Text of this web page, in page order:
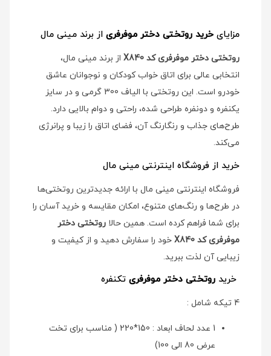
مزایای خرید روتختی دختر موفرفری از برند مینی مال
روتختی دختر موفرفری کد X840
از برند مینی مال،
انتخابی عالی برای اتاق خواب کودکان و نوجوانان عاشق
خودرو است. این روتختی با الیاف 300 گرمی و در سایز
یکنفره و دونفره طراحی شده، راحتی و دوام بالایی دارد.
طرح‌های جذاب و رنگارنگ آن، فضای اتاق را زیبا و پرانرژی
می‌کند.
خرید از فروشگاه اینترنتی مینی مال
فروشگاه اینترنتی مینی مال با ارائه جدیدترین روتختی‌ها
در طرح‌ها و رنگ‌های متنوع، امکان مقایسه و خرید آسان را
برای شما فراهم کرده است. همین حالا روتختی دختر
موفرفری کد X840
خود را سفارش دهید و از کیفیت و
زیبایی آن لذت ببرید.
خرید روتختی دختر موفرفری تکنفره
4 تیکه شامل :
1 عدد لحاف ابعاد : 150*220 ( مناسب برای تخت
عرض 80 الی 100)